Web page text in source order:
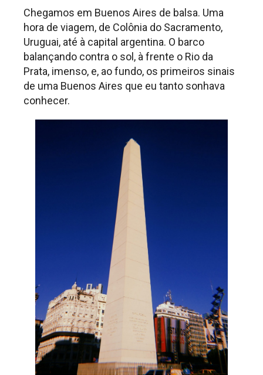
Chegamos em Buenos Aires de balsa. Uma
hora de viagem, de Colônia do Sacramento,
Uruguai, até à capital argentina. O barco
balançando contra o sol, à frente o Rio da
Prata, imenso, e, ao fundo, os primeiros sinais
de uma Buenos Aires que eu tanto sonhava
conhecer.